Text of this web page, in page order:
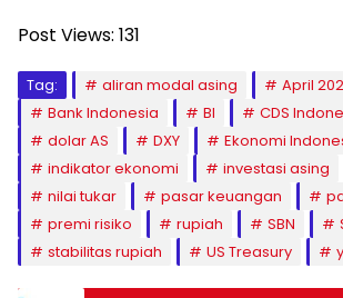
Post Views: 131
Tag: aliran modal asing
April
Bank Indonesia
BI
CDS
dolar AS
DXY
Ekonomi
indikator ekonomi
investasi asing
nilai tukar
pasar keuangan
premi risiko
rupiah SBN
stabilitas rupiah
US Treasury